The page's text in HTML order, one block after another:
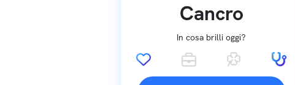
Cancro
In cosa brilli oggi?